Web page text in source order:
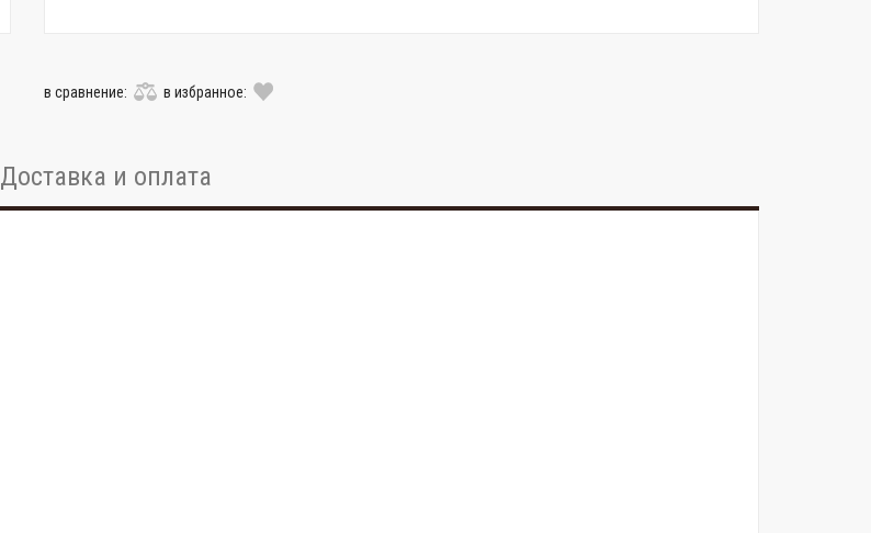
в сравнение: в избранное:
Доставка и оплата